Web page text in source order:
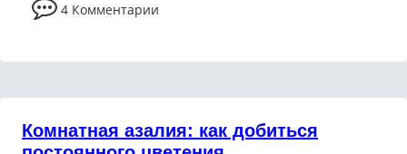
4 Комментарии
Комнатная азалия: как добиться